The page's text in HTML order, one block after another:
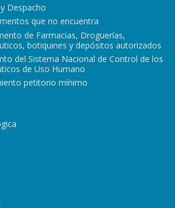
Despacho
que no encuentra
de Farmacias, Droguerías,
botiquines y depósitos autorizados
del Sistema Nacional de Control de los
de Uso Humano
petitorio mínimo